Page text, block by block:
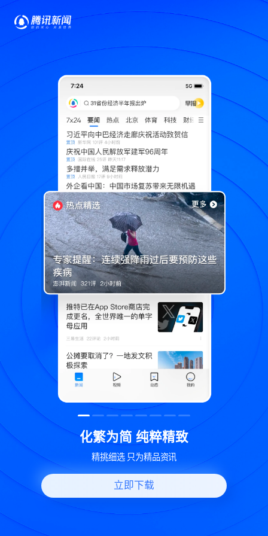
致 世界变化 热问一下
好问题好回答 多元视角看问题
立即下载